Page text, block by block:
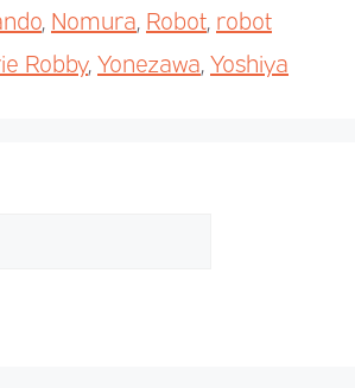
Nomura Robot robot
Robby, Yonezawa Yoshiya